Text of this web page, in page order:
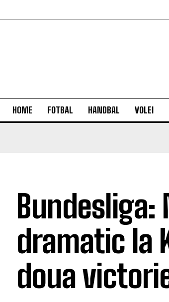
HOME FOTBAL HANDBAL VOLEI
dramatic la
doua